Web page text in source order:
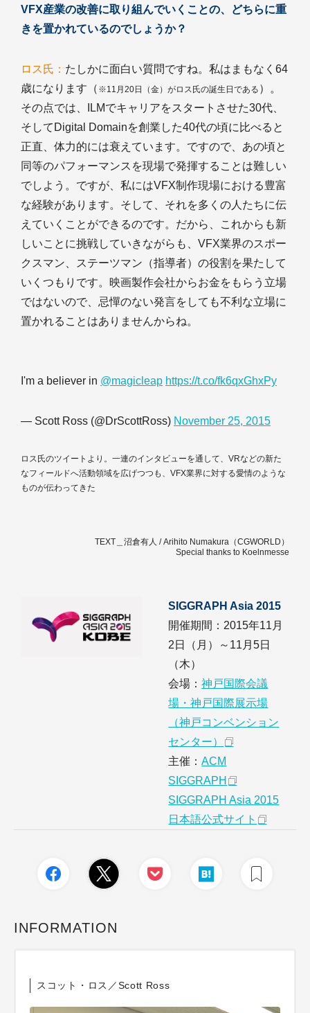
VFX産業の改善に取り組んでいくことの、どちらに重
きを置かれているのでしょうか？
ロス氏： たしかに面白い質問ですね。私はまもなく64
歳になります（ ※11月20日（金）がロス氏の誕生日である ）。
その点では、ILMでキャリアをスタートさせた30代、
そしてDigital Domainを創業した40代の頃に比べると
正直、体力的には衰えています。ですので、あの頃と
同等のパフォーマンスを現場で発揮することは難しい
でしよう。ですが、私にはVFX制作現場における豊富
な経験があります。そして、それを多くの人たちに伝
えていくことができるのです。だから、これからも新
しいことに挑戦していきながらも、VFX業界のスポー
クスマン、ステーツマン（指導者）の役割を果たして
いくつもりです。映画製作会社からお金をもらう立場
ではないので、忌憚のない発言をしても不利な立場に
置かれることはありませんからね。
I'm a believer in @magicleap https://t.co/fk6qxGhxPy
— Scott Ross (@DrScottRoss) November 25, 2015
ロス氏のツイートより。一連のインタビューを通して、VRなどの新た
なフィールドへ活動領域を広げつつも、VFX業界に対する愛情のような
ものが伝わってきた
TEXT＿沼倉有人 / Arihito Numakura（CGWORLD）
Special thanks to Koelnmesse
SIGGRAPH Asia 2015
開催期間：2015年11月
2日（月）～11月5日
（木）
会場：神戸国際会議
場・神戸国際展示場
（神戸コンベンション
センター）
主催：ACM
SIGGRAPH
SIGGRAPH Asia 2015
日本語公式サイト
INFORMATION
スコット・ロス／Scott Ross